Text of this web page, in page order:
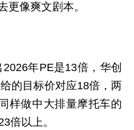
更像爽文剧本。
年PE是13倍，华创
的目标价对应18倍，两
样做中大排量摩托车的
倍以上。